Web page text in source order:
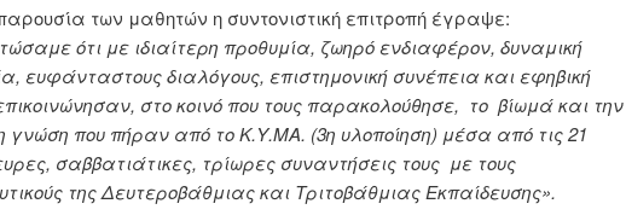
των μαθητών η συντονιστική επιτροπή έγραψε:
ότι με ιδιαίτερη προθυμία, ζωηρό ενδιαφέρον, δυναμική
ευφάνταστους διαλόγους, επιστημονική συνέπεια και εφηβική
στο κοινό που τους παρακολούθησε, το βίωμά και την
γνώση που πήραν από το Κ.Υ.ΜΑ. (3η υλοποίηση) μέσα από τις 21
σαββατιάτικες, τρίωρες συναντήσεις τους με τους
της Δευτεροβάθμιας και Τριτοβάθμιας Εκπαίδευσης».